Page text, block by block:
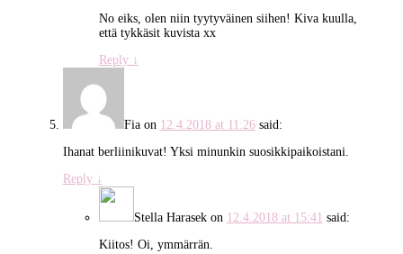
No eiks, olen niin tyytyväinen siihen! Kiva kuulla,
että tykkäsit kuvista xx
Reply ↓
Fiaon 12.4.2018 at 11:26 said:
Ihanat berliinikuvat! Yksi minunkin suosikkipaikoistani.
Reply ↓
Stella Harasekon 12.4.2018 at 15:41 said:
Kiitos! Oi, ymmärrän.